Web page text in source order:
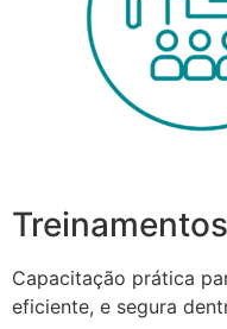
Capacitação prática
eficiente, e segura